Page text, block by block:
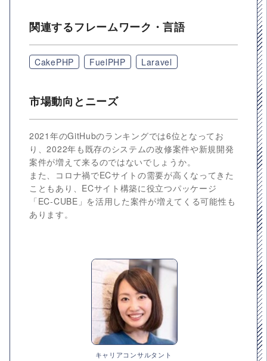
関連するフレームワーク・言語
CakePHP FuelPHP Laravel
市場動向とニーズ
2021年のGitHubのランキングでは6位となってお
り、2022年も既存のシステムの改修案件や新規開発
案件が増えて来るのではないでしょうか。
また、コロナ禍でECサイトの需要が高くなってきた
こともあり、ECサイト構築に役立つパッケージ
「EC-CUBE」を活用した案件が増えてくる可能性も
あります。
キャリアコンサルタント